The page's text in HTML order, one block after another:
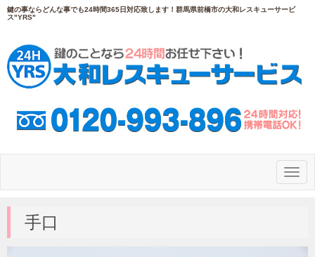
鍵の事ならどんな事でも24時間365日対応致します！群馬県前橋市の大和レスキューサービ
ス"YRS"
N
a
手口